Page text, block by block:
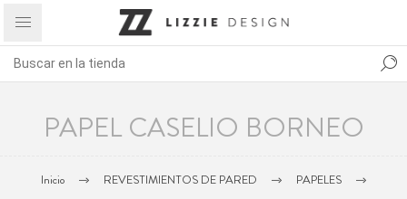
PAPEL CASELIO BORNEO
Inicio REVESTIMIENTOS DE PARED
PAPELES